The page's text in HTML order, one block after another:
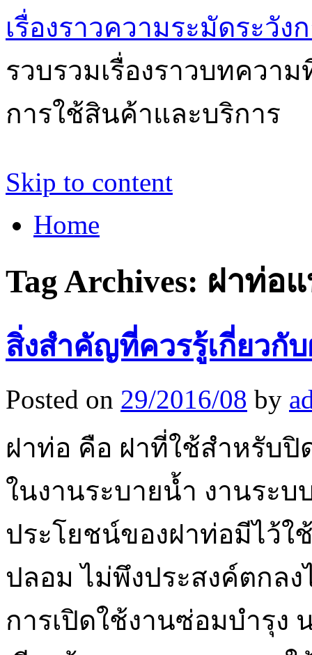
เรื่องราวความระมัดระวัง
รวบรวมเรื่องราวบทควา
การใช้สินค้าและบริการ
Skip to content
Home
Tag Archives: ฝาท่อ
สิ่งสำคัญที่ควรรู้เกี่ยวกั
Posted on 29/2016/08 by
ฝาท่อ คือ ฝาที่ใช้สำหรับ
ในงานระบายน้ำ งานระ
ประโยชน์ของฝาท่อมีไว้ใ
ปลอม ไม่พึงประสงค์ตกล
การเปิดใช้งานซ่อมบำรุง